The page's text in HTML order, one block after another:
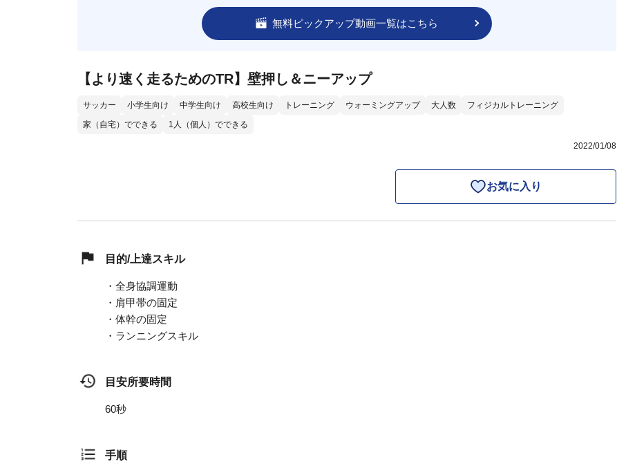
無料ピックアップ動画一覧はこちら
【より速く走るためのTR】壁押し＆ニーアップ
サッカー 小学生向け 中学生向け 高校生向け トレーニング ウォーミングアップ 大人数
フィジカルトレーニング
家（自宅）でできる
1人（個人）でできる
2022/01/08
お気に入り
目的/上達スキル
・全身協調運動
・肩甲帯の固定
・体幹の固定
・ランニングスキル
目安所要時間
60秒
手順